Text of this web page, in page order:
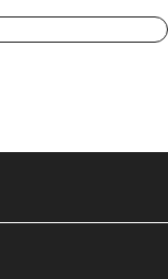
式テント倉庫